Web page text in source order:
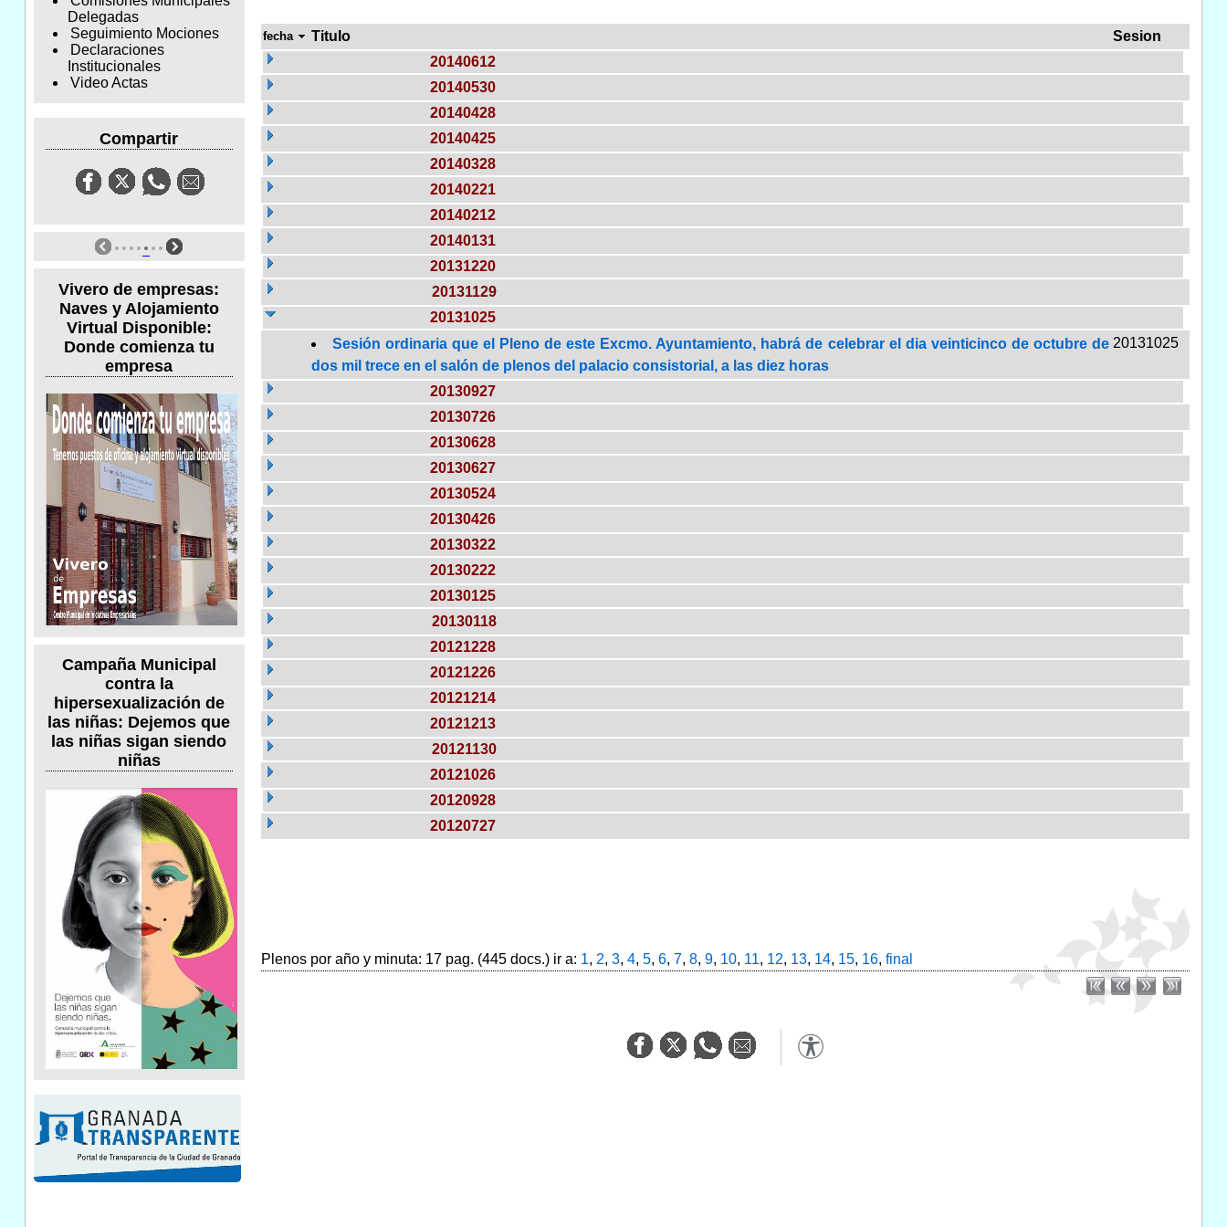
Delegadas
Seguimiento Mociones
Declaraciones
Institucionales
Video Actas
Compartir
Vivero de empresas:
Naves y Alojamiento
Virtual Disponible:
Donde comienza tu
empresa
Campaña Municipal
contra la
hipersexualización de
las niñas: Dejemos que
las niñas sigan siendo
niñas
fecha Titulo
Sesion
20140612
20140530
20140428
20140425
20140328
20140221
20140212
20140131
20131220
20131129
20131025
Sesión ordinaria que el Pleno de este Excmo. Ayuntamiento, habrá de celebrar el dia veinticinco de octubre de
dos mil trece en el salón de plenos del palacio consistorial, a las diez horas
20131025
20130927
20130726
20130628
20130627
20130524
20130426
20130322
20130222
20130125
20130118
20121228
20121226
20121214
20121213
20121130
20121026
20120928
20120727
Plenos por año y minuta: 17 pag. (445 docs.) ir a: 1, 2, 3, 4, 5, 6, 7, 8, 9, 10, 11, 12, 13, 14, 15, 16, final